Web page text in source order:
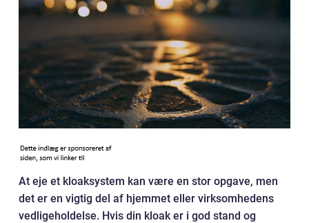
At eje et kloaksystem kan være en stor opgave, men
det er en vigtig del af hjemmet eller virksomhedens
vedligeholdelse. Hvis din kloak er i god stand og